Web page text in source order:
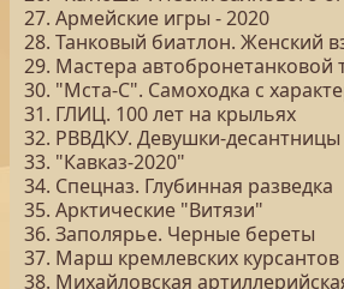
27. Армейские игры - 2020
28. Танковый биатлон. Женский
29. Мастера автобронетанковой
30. "Мста-С". Самоходка с
31. ГЛИЦ. 100 лет на крыльях
32. РВВДКУ. Девушки-десантницы
33. "Кавказ-2020"
34. Спецназ. Глубинная разведка
35. Арктические "Витязи"
36. Заполярье. Черные береты
37. Марш кремлевских курсантов
38. Михайловская